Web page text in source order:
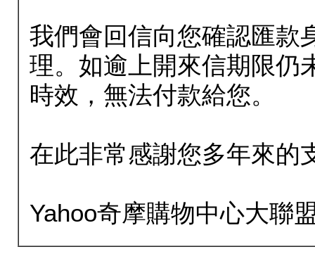
我們會回信向您確認匯款
理。如逾上開來信期限仍
時效，無法付款給您。
在此非常感謝您多年來的
Yahoo奇摩購物中心大